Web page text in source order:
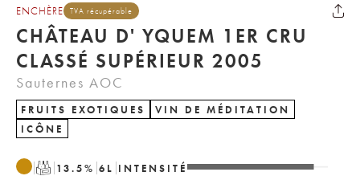
ENCHÈRE TVA récupérable
CHÂTEAU D' YQUEM 1ER CRU
CLASSÉ SUPÉRIEUR 2005
Sauternes AOC
FRUITS EXOTIQUES
VIN DE MÉDITATION
ICÔNE
T 13.5% 6 L INTENSITÉ